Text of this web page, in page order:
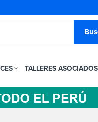
TALLERES ASOCIADOS